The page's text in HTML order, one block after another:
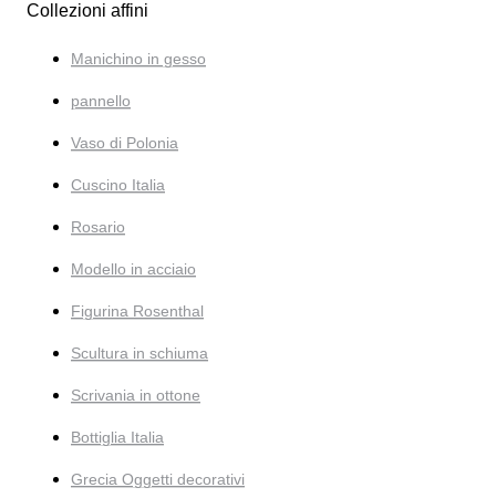
Collezioni affini
Manichino in gesso
pannello
Vaso di Polonia
Cuscino Italia
Rosario
Modello in acciaio
Figurina Rosenthal
Scultura in schiuma
Scrivania in ottone
Bottiglia Italia
Grecia Oggetti decorativi